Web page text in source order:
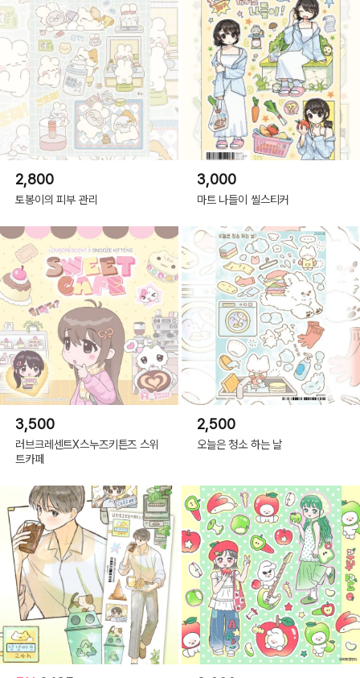
2,800
토봉이의 피부 관리
3,000
마트 나들이 씰스티커
3,500
러브크레센트X스누즈키튼즈 스위
트카페
2,500
오늘은 청소 하는 날